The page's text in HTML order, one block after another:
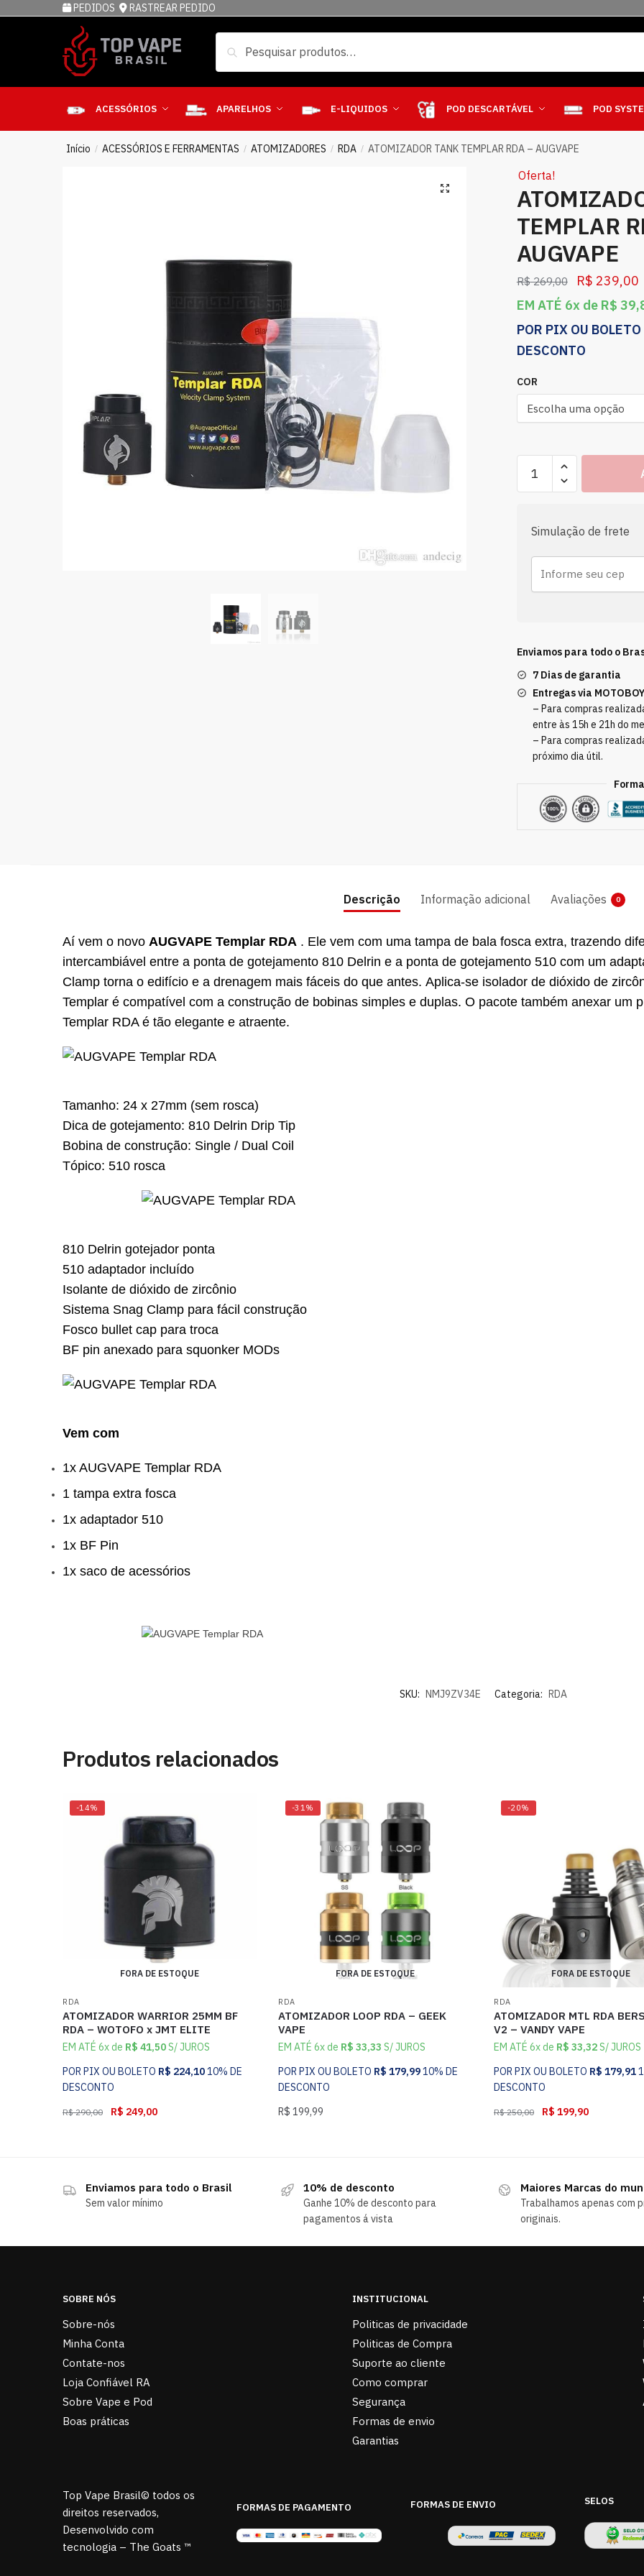
PEDIDOS RASTREAR PEDIDO
ACESSÓRIOS APARELHOS E-LIQUIDOS POD DESCARTÁVEL POD
Início / ACESSÓRIOS E FERRAMENTAS / ATOMIZADORES / RDA / ATOMIZADOR TANK TEMPLAR RDA – AUGVAPE
Oferta!
TEMPLAR
AUGVAPE
R$269,00 R$ 239,00
EM ATÉ 6x de R$
POR PIX OU BOLETO
DESCONTO
COR
Simulação de frete
Enviamos para todo o
7 Dias de garantia
Entregas via
– Para compras
entre às 15h e 21h do
– Para compras
próximo dia útil.
Descrição Informação adicional Avaliações 0
Aí vem o novoAUGVAPE Templar RDA . Ele vem com uma tampa de bala fosca extra, trazendo
intercambiável entre a ponta de gotejamento 810 Delrin e a ponta de gotejamento 510 com um
Clamp torna o edifício e a drenagem mais fáceis do que antes.Aplica-se isolador de dióxido de
Templar é compatível com a construção de bobinas simples e duplas.O pacote também anexar um
Templar RDA é tão elegante e atraente.
Tamanho: 24 x 27mm (sem rosca)
Dica de gotejamento: 810 Delrin Drip Tip
Bobina de construção: Single / Dual Coil
Tópico: 510 rosca
810 Delrin gotejador ponta
510 adaptador incluído
Isolante de dióxido de zircônio
Sistema Snag Clamp para fácil construção
Fosco bullet cap para troca
BF pin anexado para squonker MODs
Vem com
1x AUGVAPE Templar RDA
1 tampa extra fosca
1x adaptador 510
1x BF Pin
1x saco de acessórios
SKU: NMJ9ZV34E Categoria: RDA
Produtos relacionados
-14%
FORA DE ESTOQUE
RDA
ATOMIZADOR WARRIOR 25MM BF
RDA – WOTOFO x JMT ELITE
EM ATÉ 6x de R$ 41,50S/ JUROS
POR PIX OU BOLETO R$ 224,1010% DE
DESCONTO
R$290,00 R$ 249,00
-31%
FORA DE ESTOQUE
RDA
ATOMIZADOR LOOP RDA – GEEK
VAPE
EM ATÉ 6x de R$ 33,33 S/ JUROS
POR PIX OU BOLETO R$ 179,9910% DE
DESCONTO
R$ 199,99
-20%
FORA DE ESTOQUE
RDA
ATOMIZADOR MTL RDA
V2 – VANDY VAPE
EM ATÉ 6x de R$ 33,32S/ JUROS
POR PIX OU BOLETO R$ 179,91
DESCONTO
R$250,00 R$ 199,90
Enviamos para todo o Brasil
Sem valor mínimo
10% de desconto
Ganhe 10% de desconto para
pagamentos á vista
Maiores Marcas do
Trabalhamos apenas com
originais.
SOBRE NÓS
Sobre-nós
Minha Conta
Contate-nos
Loja Confiável RA
Sobre Vape e Pod
Boas práticas
INSTITUCIONAL
Politicas de privacidade
Politicas de Compra
Suporte ao cliente
Como comprar
Segurança
Formas de envio
Garantias
Top Vape Brasil© todos os
direitos reservados,
Desenvolvido com
tecnologia – The Goats ™
FORMAS DE PAGAMENTO FORMAS DE ENVIO SELOS